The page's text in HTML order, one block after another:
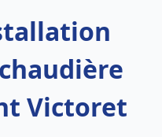
Victoret